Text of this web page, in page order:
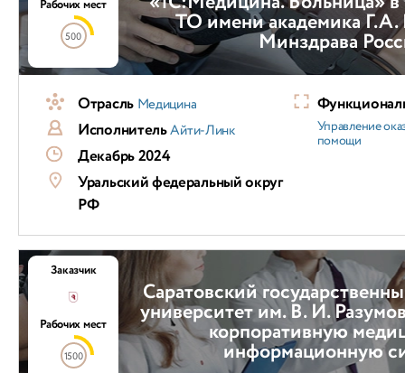
ТО имени академика Г.А.
Минздрава
Рабочих мест
500
Отрасль Медицина
ИсполнительАйти-Линк
Декабрь 2024
Уральский федеральный округ
РФ
Управление
помощи
Саратовский
университет им. В. И.
корпоративную
информационную
Заказчик
Рабочих мест
1500